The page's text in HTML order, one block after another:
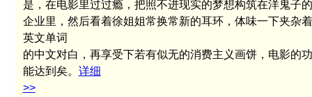
是，在电影里过过瘾，把照不进现实的梦想构筑在洋鬼子的
企业里，然后看着徐姐姐常换常新的耳环，体味一下夹杂着
英文单词
的中文对白，再享受下若有似无的消费主义画饼，电影的功
能达到矣。 详细
>>